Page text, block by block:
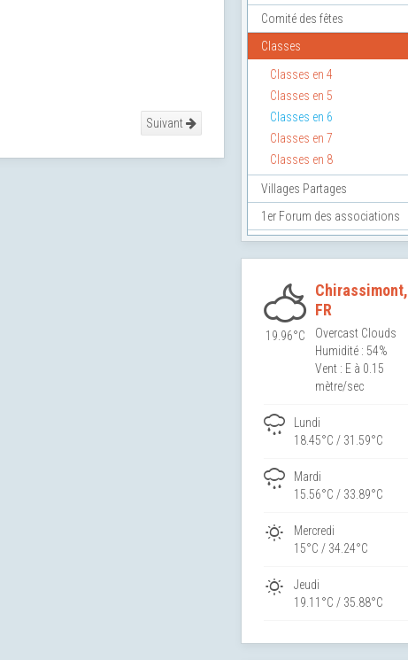
Suivant
Comité des fêtes
Classes
Classes en 4
Classes en 5
Classes en 6
Classes en 7
Classes en 8
Villages Partages
1er Forum des associations
19.96°C
Chirassimont,
FR
Overcast Clouds
Humidité : 54%
Vent : E à 0.15
mètre/sec
Lundi
18.45°C / 31.59°C
Mardi
15.56°C / 33.89°C
Mercredi
15°C / 34.24°C
Jeudi
19.11°C / 35.88°C